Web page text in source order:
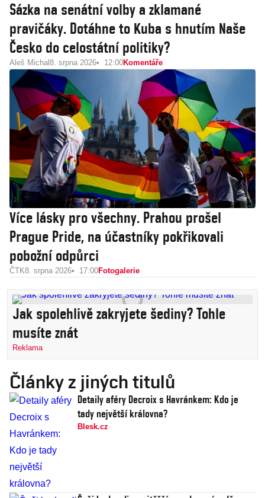
Sázka na senátní volby a zklamané
pravičáky. Dotáhne to Kuba s hnutím Naše
Česko do celostátní politiky?
Aleš Michal 8. srpna 2026 12:00Komentáře
Více lásky pro všechny. Prahou prošel
Prague Pride, na účastníky pokřikovali
pobožní odpůrci
ČTK8. srpna 2026 17:00Fotogalerie
Jak spolehlivě zakryjete šediny? Tohle
musíte znát
Reklama
Články z jiných titulů
Detaily aféry Decroix s Havránkem: Kdo je
tady největší královna?
Blesk.cz